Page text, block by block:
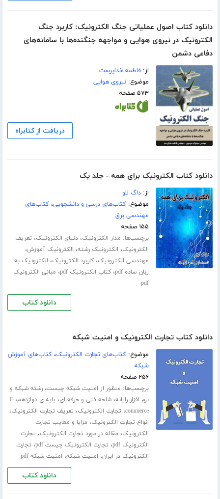
دانلود کتاب اصول عملیاتی جنگ الکترونیک: کاربرد جنگ
الکترونیک در نیروی هوایی و مواجهه جنگنده‌ها با سامانه‌های
دفاعی دشمن
از:فاطمه خداپرست
موضوع:نیروی هوایی
۵۷۳ صفحه
دریافت از کتابراه
دانلود کتاب الکترونیک برای همه - جلد یک
از:داگ لاو
موضوع:کتاب‌های درسی و دانشجویی،کتاب‌های
مهندسی برق
۱۵۵ صفحه
برچسب‌ها: مدار الکترونیک،دنیای الکترونیک، تعریف
الکترونیک، الکترونیک رشته، الکترونیک آموزش،
مهندسی الکترونیک،کاربرد الکترونیک، الکترونیک به
زبان ساده pdf
،کتاب الکترونیک pdf ، مبانی الکترونیک
pdf
دانلود کتاب
دانلود کتاب تجارت الکترونیک و امنیت شبکه
موضوع:کتاب‌های تجارت الکترونیک،کتاب‌های آموزش
شبکه
۲۵۶ صفحه
برچسب‌ها: منظور از امنیت شبکه چیست،رشته شبکه و
نرم افزار رایانه،شاخه فنی و حرفه ای، پایه ی دوازدهم،E
commerce، تجارت الکترونیک، تعریف تجارت الکترونیک،
انواع تجارت الکترونیک، مزایا و معایب تجارت
الکترونیک، مقاله در مورد تجارت الکترونیک، تجارت
الکترونیک pdf
، تجارت الکترونیک چیست pdf ، تجارت
الکترونیک در ایران، امنیت شبکه، امنیت شبکه pdf
دانلود کتاب